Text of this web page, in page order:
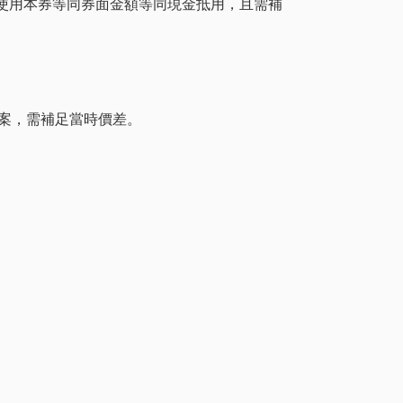
本券等同券面金額等同現金抵用，且需補
需補足當時價差。